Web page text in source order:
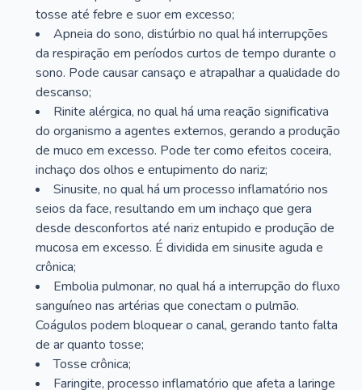
tosse até febre e suor em excesso;
Apneia do sono, distúrbio no qual há interrupções
da respiração em períodos curtos de tempo durante o
sono. Pode causar cansaço e atrapalhar a qualidade do
descanso;
Rinite alérgica, no qual há uma reação significativa
do organismo a agentes externos, gerando a produção
de muco em excesso. Pode ter como efeitos coceira,
inchaço dos olhos e entupimento do nariz;
Sinusite, no qual há um processo inflamatório nos
seios da face, resultando em um inchaço que gera
desde desconfortos até nariz entupido e produção de
mucosa em excesso. É dividida em sinusite aguda e
crônica;
Embolia pulmonar, no qual há a interrupção do fluxo
sanguíneo nas artérias que conectam o pulmão.
Coágulos podem bloquear o canal, gerando tanto falta
de ar quanto tosse;
Tosse crônica;
Faringite, processo inflamatório que afeta a laringe